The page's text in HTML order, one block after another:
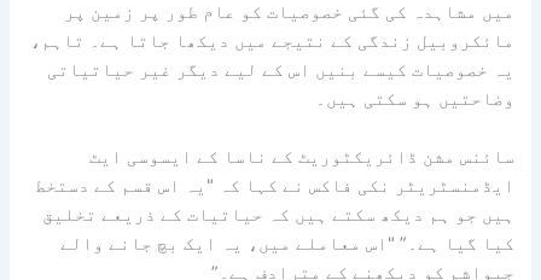
میں مشاہدہ کی گئی خصوصیات کو عام طور پر زمین پر
مائکروبیل زندگی کے نتیجے میں دیکھا جاتا ہے۔ تاہم،
یہ خصوصیات کیسے بنیں اس کے لیے دیگر غیر حیاتیاتی
وضاحتیں ہو سکتی ہیں۔
سائنس مشن ڈائریکٹوریٹ کے ناسا کے ایسوسی ایٹ
ایڈمنسٹریٹر نکی فاکس نے کہا کہ "یہ اس قسم کے دستخط
ہیں جو ہم دیکھ سکتے ہیں کہ حیاتیات کے ذریعے تخلیق
کیا گیا ہے۔” "اس معاملے میں، یہ ایک بچ جانے والے
جیواشم کو دیکھنے کے مترادف ہے۔”